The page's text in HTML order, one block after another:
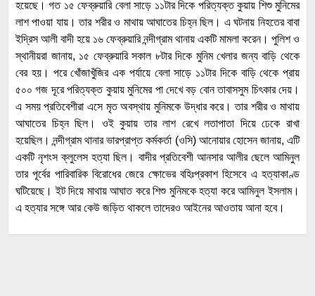
হয়েছে। গত ১৫ ফেব্রুয়ারি বেলা সাড়ে ১১টার দিকে পরিত্যক্ত কুয়ায় শিশু মুনিমের
লাশ পাওয়া যায়। তার শরীর ও মাথায় আঘাতের চিহ্ন ছিল। এ ঘটনায় নিহতের বাবা
ইদ্রিস আলী বাদী হয়ে ১৬ ফেব্রুয়ারি নন্দীগ্রাম থানায় একটি মামলা করেন। পুলিশ ও
স্থানীয়রা জানায়, ১৫ ফেব্রুয়ারি সকাল ৮টার দিকে মুনিম খেলার জন্য বাড়ি থেকে
বের হয়। পরে খোঁজাখুঁজির এক পর্যায়ে বেলা সাড়ে ১১টার দিকে বাড়ি থেকে প্রায়
৫০০ গজ দূরে পরিত্যক্ত কুয়ায় মুনিমের পা দেখে বড় বোন তাবাসসুম চিৎকার দেয়।
এ সময় প্রতিবেশীরা এসে মৃত অবস্থায় মুনিমকে উদ্ধার করে। তার শরীর ও মাথায়
আঘাতের চিহ্ন ছিল। ওই কুয়ায় তার লাশ রেখে লতাপাতা দিয়ে ঢেকে রাখা
হয়েছিল। নন্দীগ্রাম থানার ভারপ্রাপ্ত কর্মকর্তা (ওসি) আনোয়ার হোসেন জানায়, এটি
একটি নৃশংস ক্লুলেস হত্যা ছিল। বাদীর প্রতিবেশী আনসার আলীর ছেলে আমিনুল
তার পূর্বের পারিবারিক বিরোধের জেরে ক্ষোভের বহিঃপ্রকাশ হিসেবে এ হত্যাকাণ্ড
ঘটিয়েছে। ইট দিয়ে মাথায় আঘাত করে শিশু মুনিমকে হত্যা করে আমিনুল ইসলাম।
এ হত্যার সঙ্গে আর কেউ জড়িত থাকলে তাদেরও আইনের আওতায় আনা হবে।